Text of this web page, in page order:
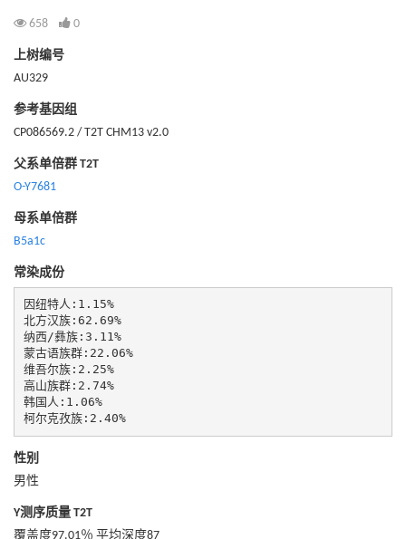
658 0
上树编号
AU329
参考基因组
CP086569.2 / T2T CHM13 v2.0
父系单倍群 T2T
O-Y7681
母系单倍群
B5a1c
常染成份
因纽特人:1.15%
北方汉族:62.69%
纳西/彝族:3.11%
蒙古语族群:22.06%
维吾尔族:2.25%
高山族群:2.74%
韩国人:1.06%
柯尔克孜族:2.40%
性别
男性
Y测序质量 T2T
覆盖度97.01％ 平均深度87